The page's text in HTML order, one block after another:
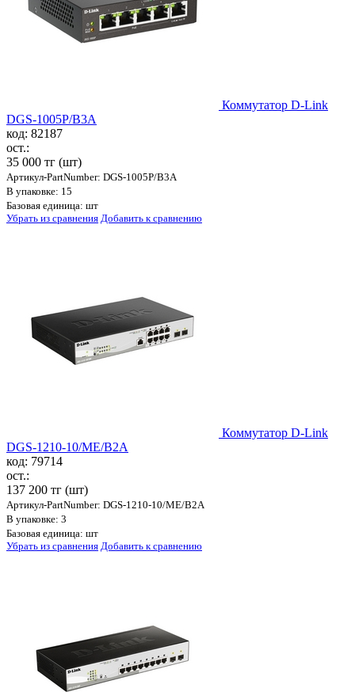
Коммутатор D-Link
DGS-1005P/B3A
код: 82187
ост.:
35 000 тг (шт)
Артикул-PartNumber: DGS-1005P/B3A
В упаковке: 15
Базовая единица: шт
Убрать из сравнения Добавить к сравнению
Коммутатор D-Link
DGS-1210-10/ME/B2A
код: 79714
ост.:
137 200 тг (шт)
Артикул-PartNumber: DGS-1210-10/ME/B2A
В упаковке: 3
Базовая единица: шт
Убрать из сравнения Добавить к сравнению